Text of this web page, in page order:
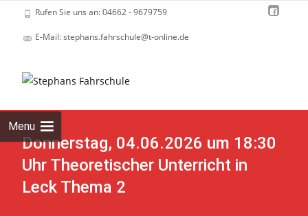
Rufen Sie uns an: 04662 - 9679759
E-Mail: stephans.fahrschule@t-online.de
Menu
Donnerstag, 04.06.2026 um 18:30
Uhr Theoretischer Unterricht in
Leck Thema 2